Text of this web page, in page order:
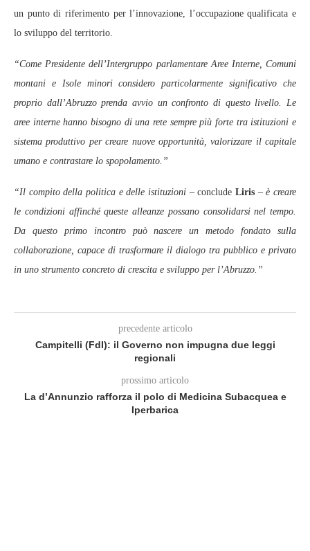
un punto di riferimento per l’innovazione, l’occupazione qualificata e
lo sviluppo del territorio.
“Come Presidente dell’Intergruppo parlamentare Aree Interne, Comuni
montani e Isole minori considero particolarmente significativo che
proprio dall’Abruzzo prenda avvio un confronto di questo livello. Le
aree interne hanno bisogno di una rete sempre più forte tra istituzioni e
sistema produttivo per creare nuove opportunità, valorizzare il capitale
umano e contrastare lo spopolamento.”
“Il compito della politica e delle istituzioni – conclude Liris –è creare
le condizioni affinché queste alleanze possano consolidarsi nel tempo.
Da questo primo incontro può nascere un metodo fondato sulla
collaborazione, capace di trasformare il dialogo tra pubblico e privato
in uno strumento concreto di crescita e sviluppo per l’Abruzzo.”
precedente articolo
Campitelli (FdI): il Governo non impugna due leggi
regionali
prossimo articolo
La d’Annunzio rafforza il polo di Medicina Subacquea e
Iperbarica